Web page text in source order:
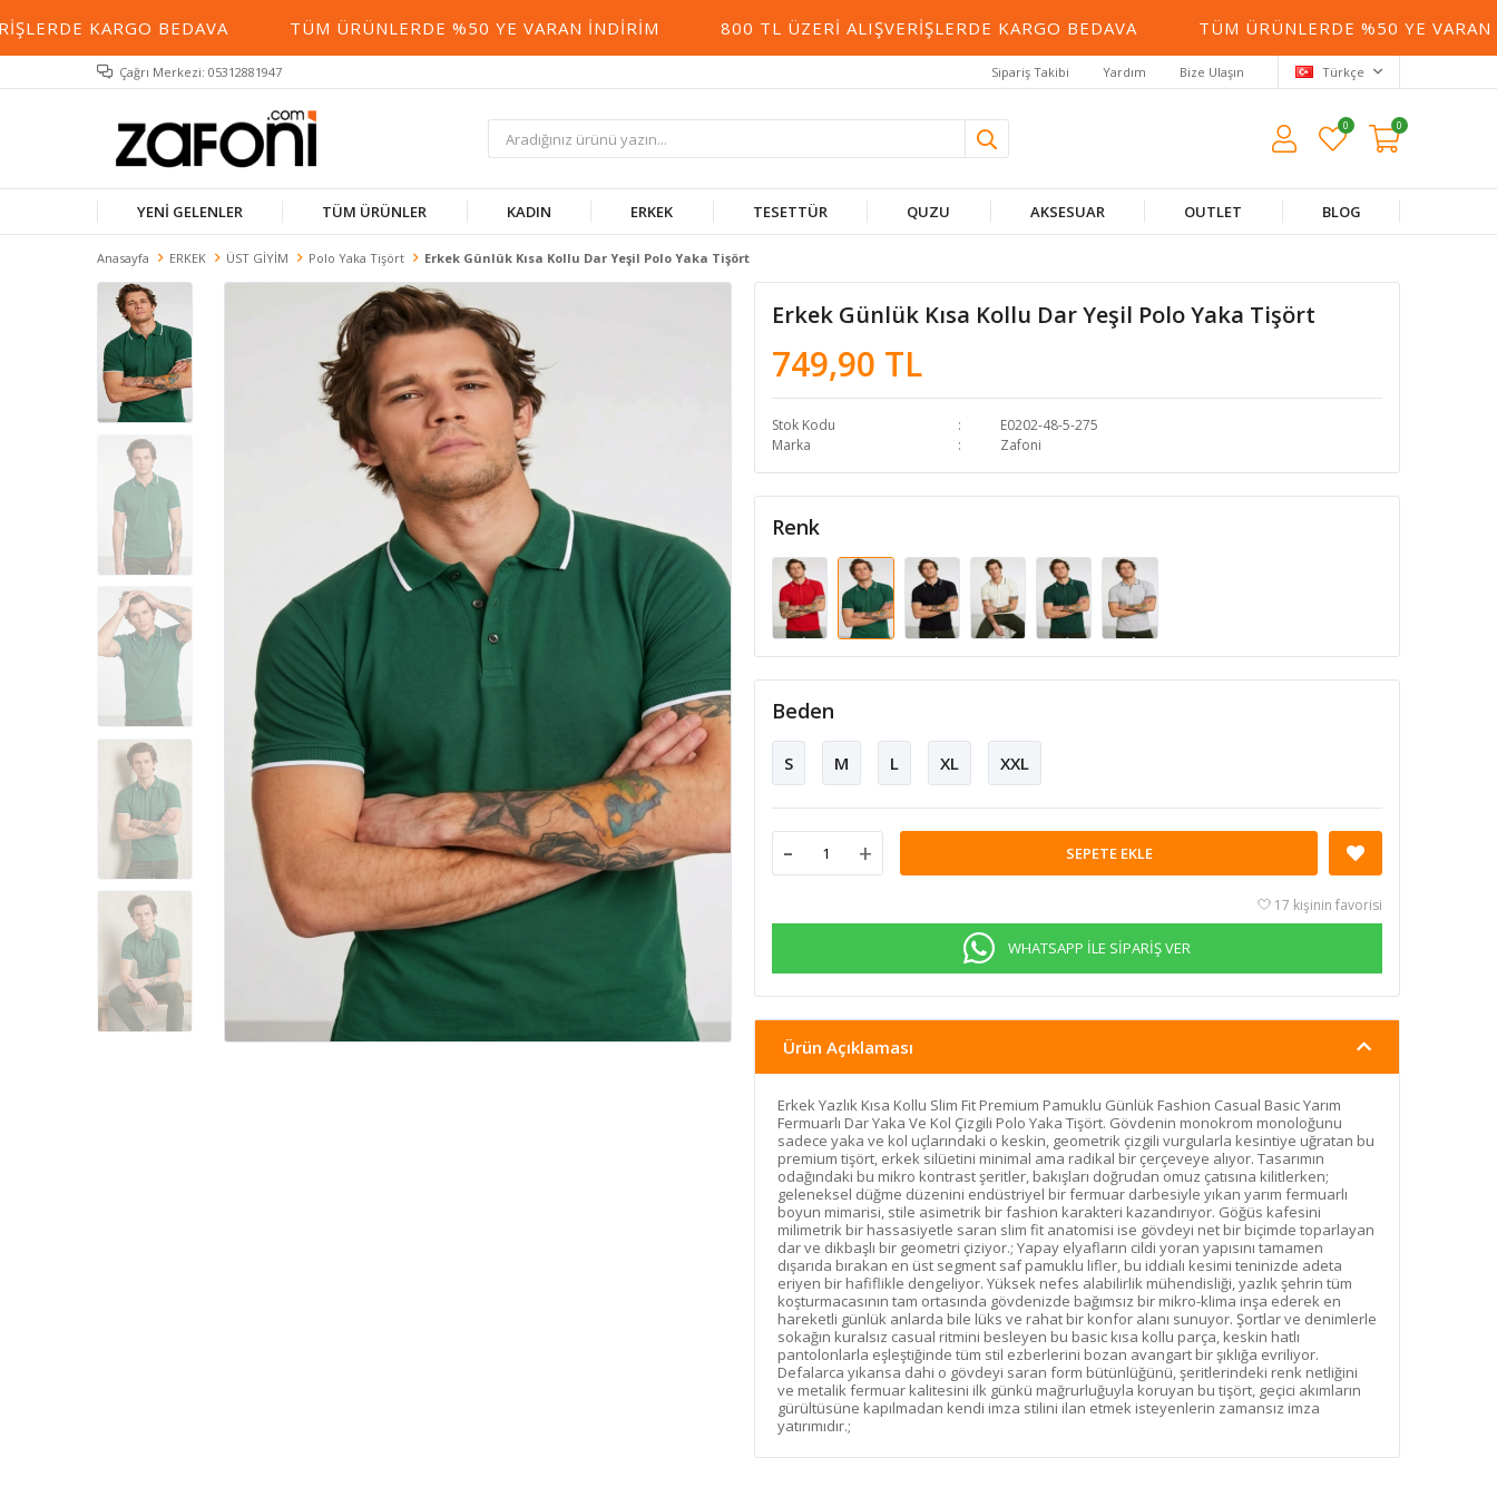
KARGO BEDAVA TÜM ÜRÜNLERDE %50 YE VARAN İNDIRIM 800 TL ÜZERI ALIŞVERIŞLERDE KARGO BEDAVA TÜM ÜRÜNLERDE %50 YE VARAN
Çağrı Merkezi: 05312881947 Sipariş Takibi Yardım Bize Ulaşın Türkçe
0 0
YENİ GELENLER TÜM ÜRÜNLER KADIN ERKEK TESETTÜR QUZU AKSESUAR OUTLET BLOG
Anasayfa ERKEK ÜST GİYİM Polo Yaka Tişört Erkek Günlük Kısa Kollu Dar Yeşil Polo Yaka Tişört
Erkek Günlük Kısa Kollu Dar Yeşil Polo Yaka Tişört
749,90 TL
Stok Kodu
E0202-48-5-275
Marka
Zafoni
Renk
Beden
S M L XL XXL
- + SEPETE EKLE
17 kişinin favorisi
WHATSAPP İLE SİPARİŞ VER
Ürün Açıklaması
Erkek Yazlık Kısa Kollu Slim Fit Premium Pamuklu Günlük Fashion Casual Basic Yarım
Fermuarlı Dar Yaka Ve Kol Çizgili Polo Yaka Tişört. Gövdenin monokrom monoloğunu
sadece yaka ve kol uçlarındaki o keskin, geometrik çizgili vurgularla kesintiye uğratan bu
premium tişört, erkek silüetini minimal ama radikal bir çerçeveye alıyor. Tasarımın
odağındaki bu mikro kontrast şeritler, bakışları doğrudan omuz çatısına kilitlerken;
geleneksel düğme düzenini endüstriyel bir fermuar darbesiyle yıkan yarım fermuarlı
boyun mimarisi, stile asimetrik bir fashion karakteri kazandırıyor. Göğüs kafesini
milimetrik bir hassasiyetle saran slim fit anatomisi ise gövdeyi net bir biçimde toparlayan
dar ve dikbaşlı bir geometri çiziyor.; Yapay elyafların cildi yoran yapısını tamamen
dışarıda bırakan en üst segment saf pamuklu lifler, bu iddialı kesimi teninizde adeta
eriyen bir hafiflikle dengeliyor. Yüksek nefes alabilirlik mühendisliği, yazlık şehrin tüm
koşturmacasının tam ortasında gövdenizde bağımsız bir mikro-klima inşa ederek en
hareketli günlük anlarda bile lüks ve rahat bir konfor alanı sunuyor. Şortlar ve denimlerle
sokağın kuralsız casual ritmini besleyen bu basic kısa kollu parça, keskin hatlı
pantolonlarla eşleştiğinde tüm stil ezberlerini bozan avangart bir şıklığa evriliyor.
Defalarca yıkansa dahi o gövdeyi saran form bütünlüğünü, şeritlerindeki renk netliğini
ve metalik fermuar kalitesini ilk günkü mağrurluğuyla koruyan bu tişört, geçici akımların
gürültüsüne kapılmadan kendi imza stilini ilan etmek isteyenlerin zamansız imza
yatırımıdır.;